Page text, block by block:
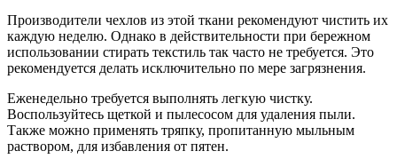
Производители чехлов из этой ткани рекомендуют чистить их
каждую неделю. Однако в действительности при бережном
использовании стирать текстиль так часто не требуется. Это
рекомендуется делать исключительно по мере загрязнения.
Еженедельно требуется выполнять легкую чистку.
Воспользуйтесь щеткой и пылесосом для удаления пыли.
Также можно применять тряпку, пропитанную мыльным
раствором, для избавления от пятен.